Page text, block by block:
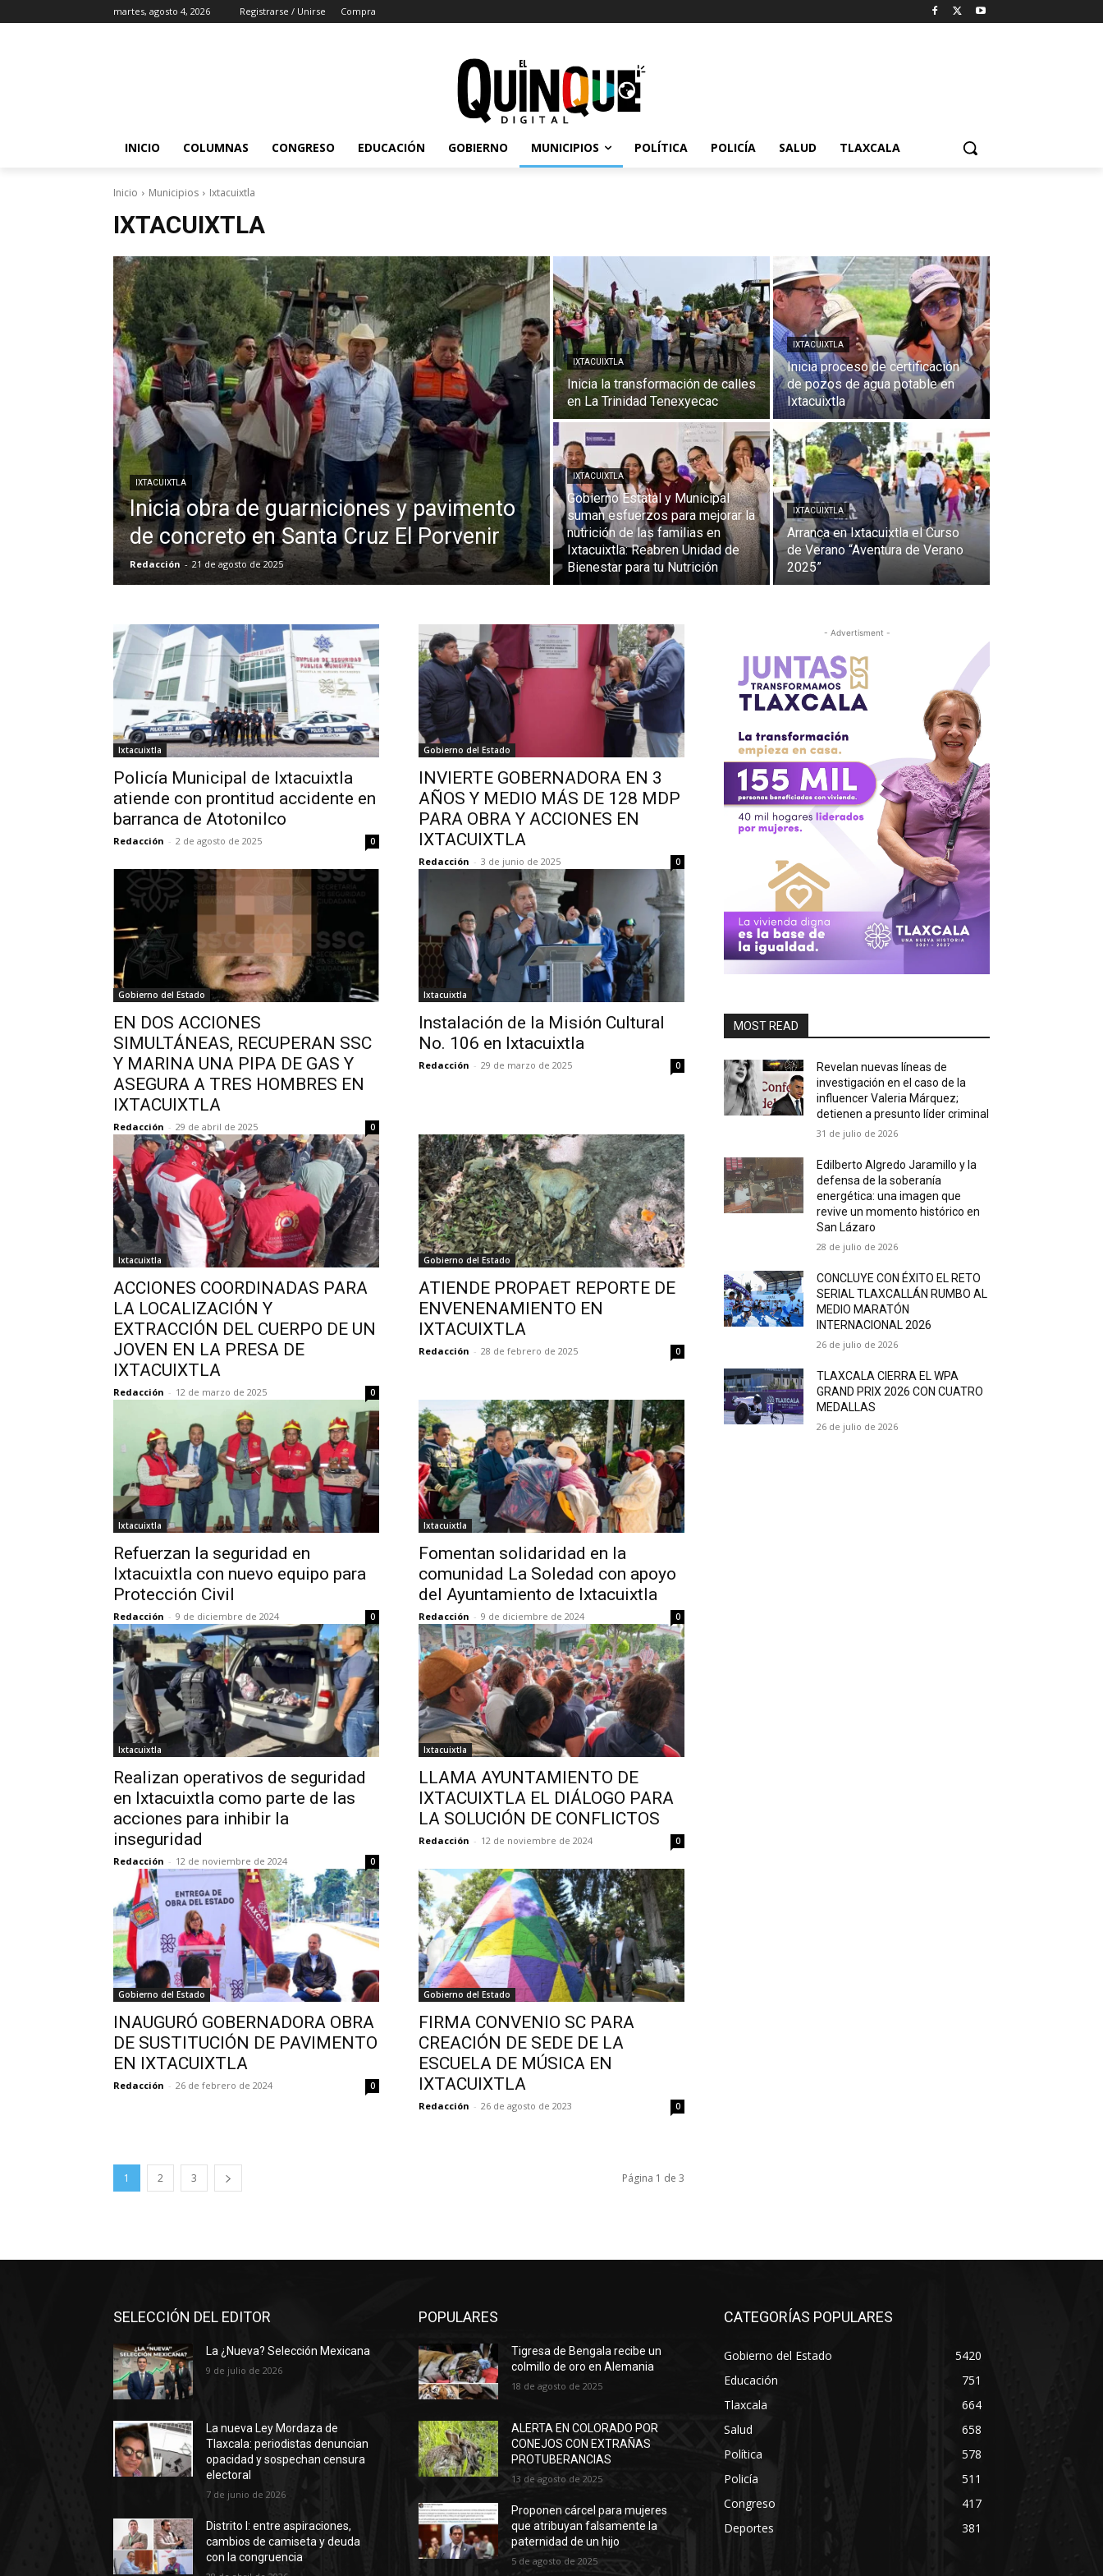
martes, agosto 4, 2026 Registrarse / Unirse Compra
INICIO COLUMNAS CONGRESO EDUCACIÓN GOBIERNO MUNICIPIOS POLÍTICA POLICÍA SALUD TLAXCALA
Inicio Municipios Ixtacuixtla
IXTACUIXTLA
IXTACUIXTLA
Inicia obra de guarniciones y pavimento
de concreto en Santa Cruz El Porvenir
Redacción - 21 de agosto de 2025
IXTACUIXTLA
Inicia la transformación de calles
en La Trinidad Tenexyecac
IXTACUIXTLA
Inicia proceso de certificación
de pozos de agua potable en
Ixtacuixtla
IXTACUIXTLA
Gobierno Estatal y Municipal
suman esfuerzos para mejorar la
nutrición de las familias en
Ixtacuixtla: Reabren Unidad de
Bienestar para tu Nutrición
IXTACUIXTLA
Arranca en Ixtacuixtla el Curso
de Verano “Aventura de Verano
2025”
Ixtacuixtla
Policía Municipal de Ixtacuixtla
atiende con prontitud accidente en
barranca de Atotonilco
Redacción - 2 de agosto de 2025 0
Gobierno del Estado
INVIERTE GOBERNADORA EN 3
AÑOS Y MEDIO MÁS DE 128 MDP
PARA OBRA Y ACCIONES EN
IXTACUIXTLA
Redacción - 3 de junio de 2025 0
Gobierno del Estado
EN DOS ACCIONES
SIMULTÁNEAS, RECUPERAN SSC
Y MARINA UNA PIPA DE GAS Y
ASEGURA A TRES HOMBRES EN
IXTACUIXTLA
Redacción - 29 de abril de 2025 0
Ixtacuixtla
Instalación de la Misión Cultural
No. 106 en Ixtacuixtla
Redacción - 29 de marzo de 2025 0
Ixtacuixtla
ACCIONES COORDINADAS PARA
LA LOCALIZACIÓN Y
EXTRACCIÓN DEL CUERPO DE UN
JOVEN EN LA PRESA DE
IXTACUIXTLA
Redacción - 12 de marzo de 2025 0
Gobierno del Estado
ATIENDE PROPAET REPORTE DE
ENVENENAMIENTO EN
IXTACUIXTLA
Redacción - 28 de febrero de 2025 0
Ixtacuixtla
Refuerzan la seguridad en
Ixtacuixtla con nuevo equipo para
Protección Civil
Redacción - 9 de diciembre de 2024 0
Ixtacuixtla
Fomentan solidaridad en la
comunidad La Soledad con apoyo
del Ayuntamiento de Ixtacuixtla
Redacción - 9 de diciembre de 2024 0
Ixtacuixtla
Realizan operativos de seguridad
en Ixtacuixtla como parte de las
acciones para inhibir la
inseguridad
Redacción - 12 de noviembre de 2024 0
Ixtacuixtla
LLAMA AYUNTAMIENTO DE
IXTACUIXTLA EL DIÁLOGO PARA
LA SOLUCIÓN DE CONFLICTOS
Redacción - 12 de noviembre de 2024 0
Gobierno del Estado
INAUGURÓ GOBERNADORA OBRA
DE SUSTITUCIÓN DE PAVIMENTO
EN IXTACUIXTLA
Redacción - 26 de febrero de 2024 0
Gobierno del Estado
FIRMA CONVENIO SC PARA
CREACIÓN DE SEDE DE LA
ESCUELA DE MÚSICA EN
IXTACUIXTLA
Redacción - 26 de agosto de 2023 0
1 2 3 Página 1 de 3
- Advertisment -
MOST READ
Revelan nuevas líneas de
investigación en el caso de la
influencer Valeria Márquez;
detienen a presunto líder criminal
31 de julio de 2026
Edilberto Algredo Jaramillo y la
defensa de la soberanía
energética: una imagen que
revive un momento histórico en
San Lázaro
28 de julio de 2026
CONCLUYE CON ÉXITO EL RETO
SERIAL TLAXCALLÁN RUMBO AL
MEDIO MARATÓN
INTERNACIONAL 2026
26 de julio de 2026
TLAXCALA CIERRA EL WPA
GRAND PRIX 2026 CON CUATRO
MEDALLAS
26 de julio de 2026
SELECCIÓN DEL EDITOR
La ¿Nueva? Selección Mexicana
9 de julio de 2026
La nueva Ley Mordaza de
Tlaxcala: periodistas denuncian
opacidad y sospechan censura
electoral
7 de junio de 2026
Distrito I: entre aspiraciones,
cambios de camiseta y deuda
con la congruencia
POPULARES
Tigresa de Bengala recibe un
colmillo de oro en Alemania
18 de agosto de 2025
ALERTA EN COLORADO POR
CONEJOS CON EXTRAÑAS
PROTUBERANCIAS
13 de agosto de 2025
Proponen cárcel para mujeres
que atribuyan falsamente la
paternidad de un hijo
5 de agosto de 2025
CATEGORÍAS POPULARES
Gobierno del Estado
5420
Educación
751
Tlaxcala
664
Salud
658
Política
578
Policía
511
Congreso
417
Deportes
381